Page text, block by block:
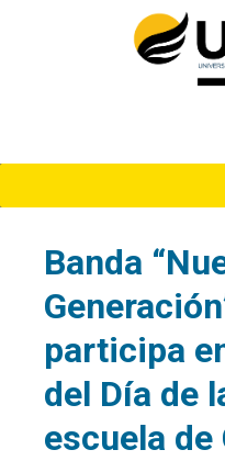
Banda
participa
del Día de
escuela de